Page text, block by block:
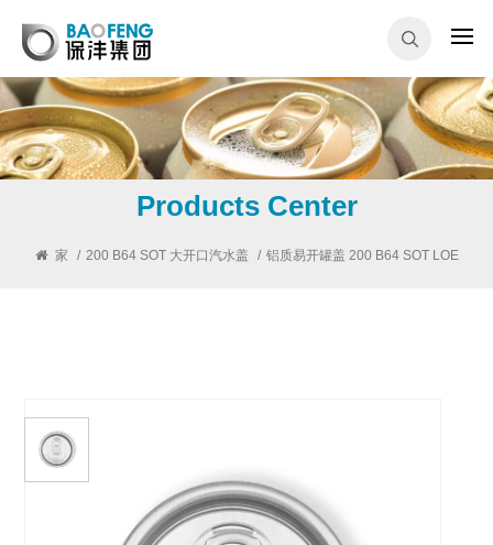
Products Center
家 / 200 B64 SOT 大开口汽水盖 / 铝质易开罐盖 200 B64 SOT LOE
铝质易开罐盖 200 B64 SOT LOE